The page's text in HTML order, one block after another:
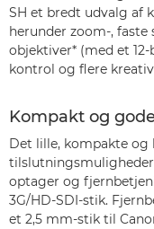
SH et bredt udvalg af
herunder zoom-,
objektiver* (med et
kontrol og flere
Kompakt og
Det lille, kompakte og
optager og
3G/HD-SDI-stik.
et 2,5 mm-stik til